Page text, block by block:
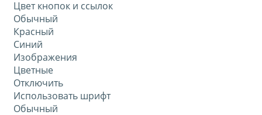
Цвет кнопок и ссылок
Обычный
Красный
Синий
Изображения
Цветные
Отключить
Использовать шрифт
Обычный